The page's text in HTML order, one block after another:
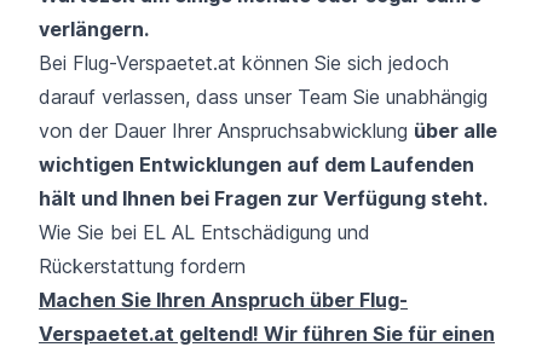
verlängern.
Bei Flug-Verspaetet.at können Sie sich jedoch
darauf verlassen, dass unser Team Sie unabhängig
von der Dauer Ihrer Anspruchsabwicklung über alle
wichtigen Entwicklungen auf dem Laufenden
hält und Ihnen bei Fragen zur Verfügung steht.
Wie Sie bei EL AL Entschädigung und
Rückerstattung fordern
Machen Sie Ihren Anspruch über Flug-
Verspaetet.at geltend! Wir führen Sie für einen